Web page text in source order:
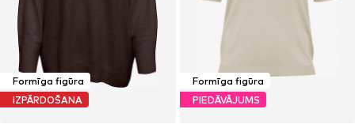
Formīga figūra
IZPĀRDOŠANA
Formīga figūra
PIEDĀVĀJUMS